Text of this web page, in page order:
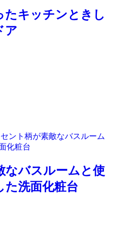
たキッチンときし
ア
なバスルームと使
た洗面化粧台